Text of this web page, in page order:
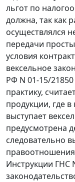
льгот по
должна, так как
осуществлялся
передачи
условия
вексельное
РФ N 01-15/21850
практику,
продукции, где в
выступает
предусмотрена
следовательно
правоотношения
Инструкции ГНС